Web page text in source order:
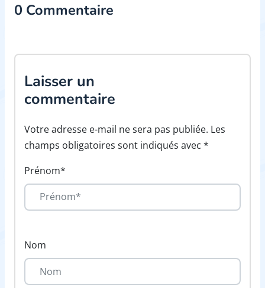
0 Commentaire
Laisser un
commentaire
Votre adresse e-mail ne sera pas publiée. Les
champs obligatoires sont indiqués avec *
Prénom*
Nom